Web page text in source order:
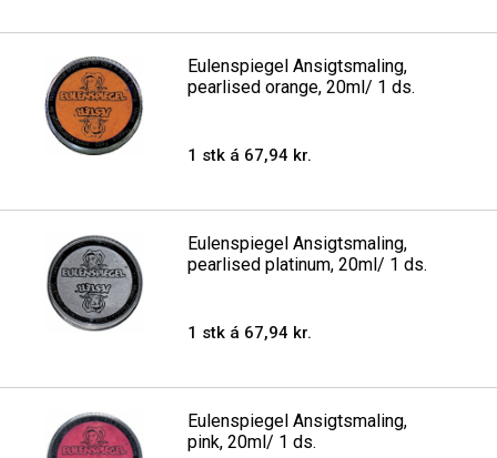
Eulenspiegel Ansigtsmaling,
pearlised orange, 20ml/ 1 ds.
1 stk á 67,94 kr.
Eulenspiegel Ansigtsmaling,
pearlised platinum, 20ml/ 1 ds.
1 stk á 67,94 kr.
Eulenspiegel Ansigtsmaling,
pink, 20ml/ 1 ds.